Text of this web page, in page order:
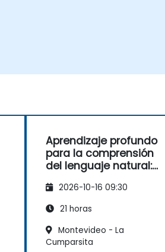
Aprendizaje profundo
para la comprensión
del lenguaje natural:
modelos de
procesamiento de
texto
2026-10-16 09:30
21 horas
Montevideo - La
Cumparsita